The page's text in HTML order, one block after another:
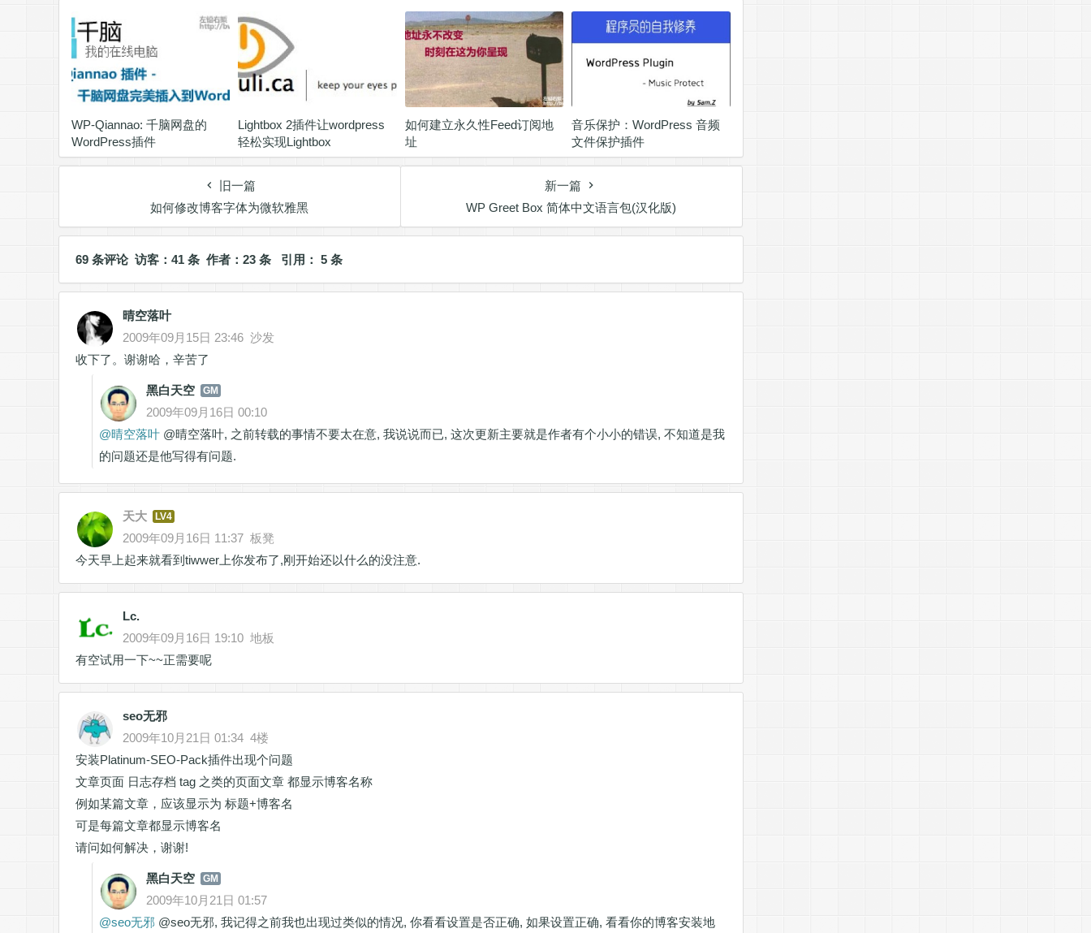
WP-Qiannao: 千脑网盘的
WordPress插件
Lightbox 2插件让wordpress
轻松实现Lightbox
如何建立永久性Feed订阅地
址
音乐保护：WordPress 音频
文件保护插件
旧一篇
如何修改博客字体为微软雅黑
新一篇
WP Greet Box 简体中文语言包(汉化版)
69 条评论 访客：41 条 作者：23 条 引用： 5 条
晴空落叶
2009年09月15日 23:46 沙发
收下了。谢谢哈，辛苦了
黑白天空 GM
2009年09月16日 00:10
@晴空落叶 @晴空落叶, 之前转载的事情不要太在意, 我说说而已, 这次更新主要就是作者有个小小的错误, 不知道是我
的问题还是他写得有问题.
天大 LV4
2009年09月16日 11:37 板凳
今天早上起来就看到tiwwer上你发布了,刚开始还以什么的没注意.
Lc.
2009年09月16日 19:10 地板
有空试用一下~~正需要呢
seo无邪
2009年10月21日 01:34 4楼
安装Platinum-SEO-Pack插件出现个问题
文章页面 日志存档 tag 之类的页面文章 都显示博客名称
例如某篇文章，应该显示为 标题+博客名
可是每篇文章都显示博客名
请问如何解决，谢谢!
黑白天空 GM
2009年10月21日 01:57
@seo无邪 @seo无邪, 我记得之前我也出现过类似的情况, 你看看设置是否正确, 如果设置正确, 看看你的博客安装地